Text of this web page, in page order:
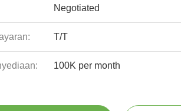
Negotiated
T/T
100K per month